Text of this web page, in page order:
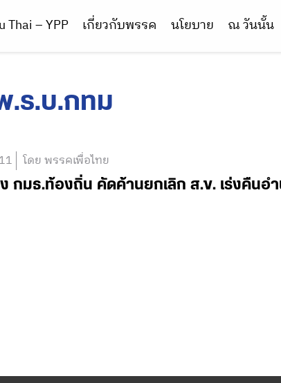
Thai – YPP เกี่ยวกับพรรค นโยบาย ณ วันนั้น
.ร.บ.กทม
โดย พรรคเพื่อไทย
กมธ.ท้องถิ่น คัดค้านยกเลิก ส.ข. เร่งคืนอำ